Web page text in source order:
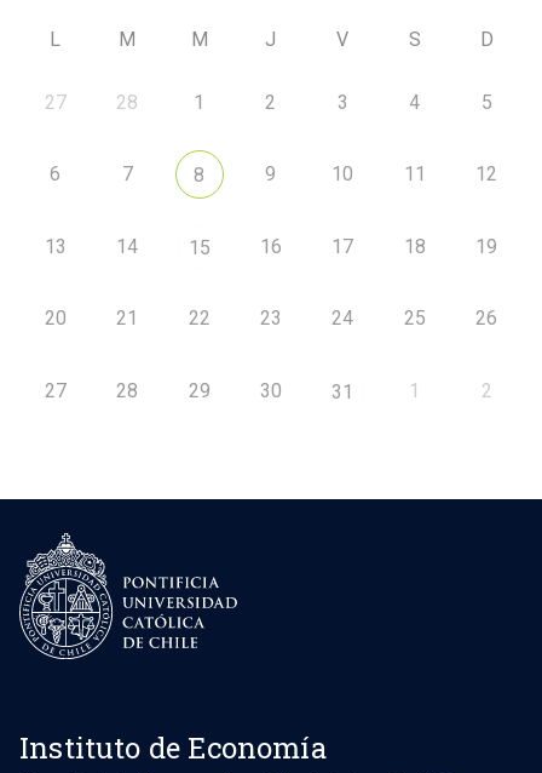
L M M J V S D
27 28 1 2 3 4 5
6 7 8 9 10 11 12
13 14 15 16 17 18 19
20 21 22 23 24 25 26
27 28 29 30 31 1 2
Instituto de Economía